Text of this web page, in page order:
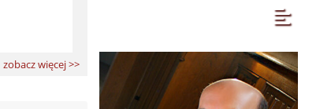
zobacz więcej >>